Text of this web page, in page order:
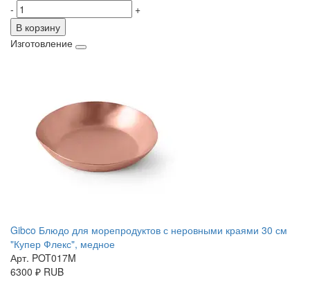
-
+
В корзину
Изготовление
Gibco Блюдо для морепродуктов с неровными краями 30 см
"Купер Флекс", медное
Арт. POT017M
6300 ₽ RUB